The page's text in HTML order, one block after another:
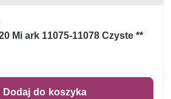
Mi ark 11075-11078 Czyste **
Dodaj do koszyka